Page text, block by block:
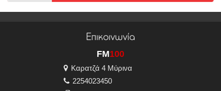
Επικοινωνία
FM100
Καρατζά 4 Μύρινα
2254023450